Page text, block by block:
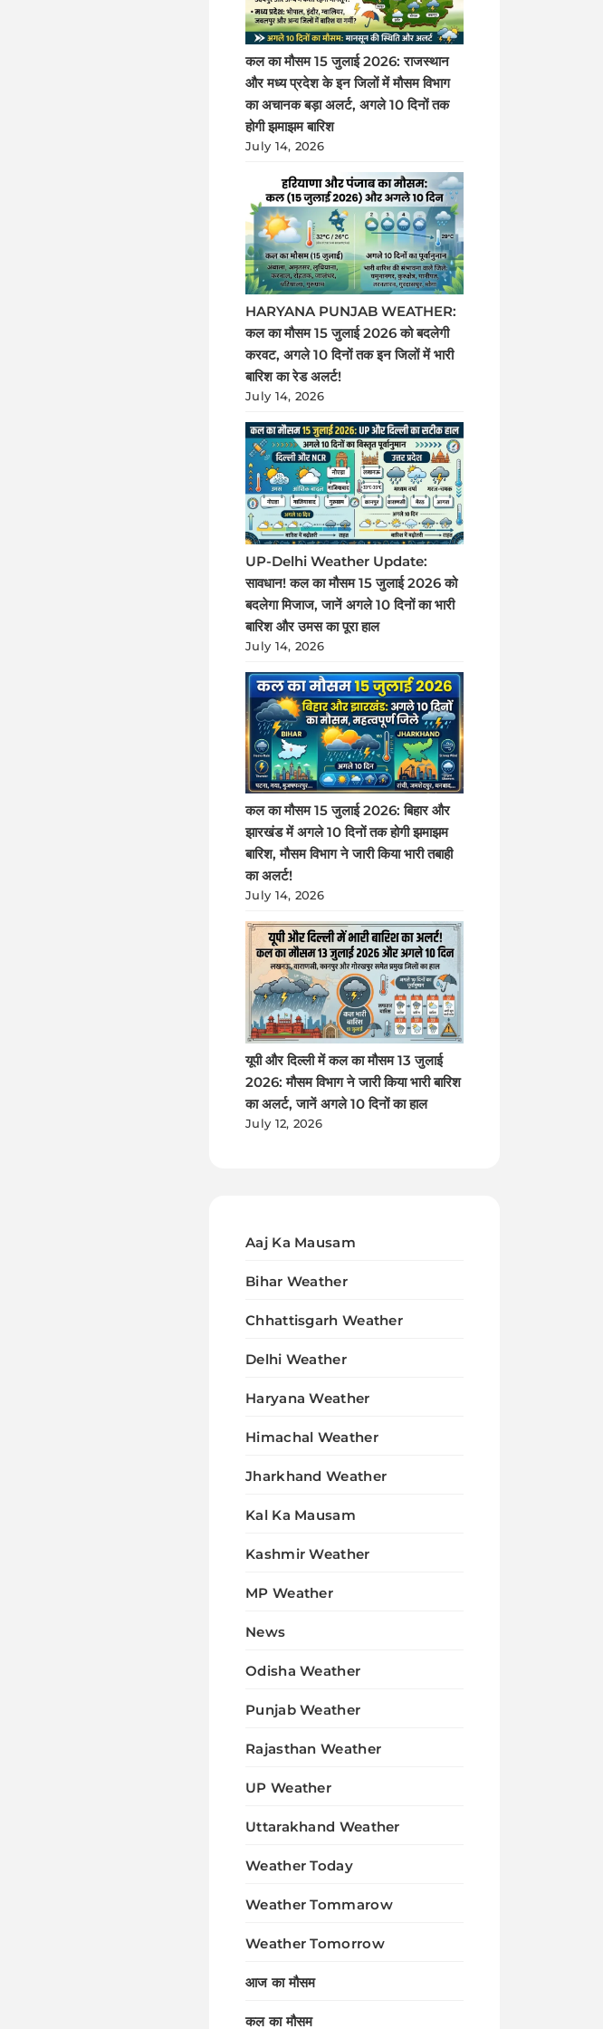
कल का मौसम 15 जुलाई 2026: राजस्थान
और मध्य प्रदेश के इन जिलों में मौसम विभाग
का अचानक बड़ा अलर्ट, अगले 10 दिनों तक
होगी झमाझम बारिश
July 14, 2026
HARYANA PUNJAB WEATHER:
कल का मौसम 15 जुलाई 2026 को बदलेगी
करवट, अगले 10 दिनों तक इन जिलों में भारी
बारिश का रेड अलर्ट!
July 14, 2026
UP-Delhi Weather Update:
सावधान! कल का मौसम 15 जुलाई 2026 को
बदलेगा मिजाज, जानें अगले 10 दिनों का भारी
बारिश और उमस का पूरा हाल
July 14, 2026
कल का मौसम 15 जुलाई 2026: बिहार और
झारखंड में अगले 10 दिनों तक होगी झमाझम
बारिश, मौसम विभाग ने जारी किया भारी तबाही
का अलर्ट!
July 14, 2026
यूपी और दिल्ली में कल का मौसम 13 जुलाई
2026: मौसम विभाग ने जारी किया भारी बारिश
का अलर्ट, जानें अगले 10 दिनों का हाल
July 12, 2026
Aaj Ka Mausam
Bihar Weather
Chhattisgarh Weather
Delhi Weather
Haryana Weather
Himachal Weather
Jharkhand Weather
Kal Ka Mausam
Kashmir Weather
MP Weather
News
Odisha Weather
Punjab Weather
Rajasthan Weather
UP Weather
Uttarakhand Weather
Weather Today
Weather Tommarow
Weather Tomorrow
आज का मौसम
कल का मौसम